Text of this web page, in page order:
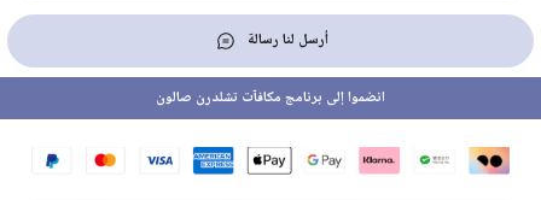
أرسل لنا رسالة
انضموا إلى برنامج مكافآت تشلدرن صالون